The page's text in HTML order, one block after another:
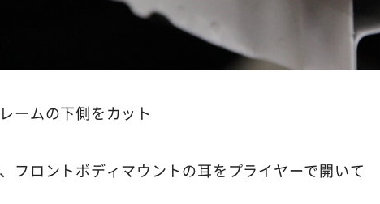
ームの下側をカット
フロントボディマウントの耳をプライヤーで開いて